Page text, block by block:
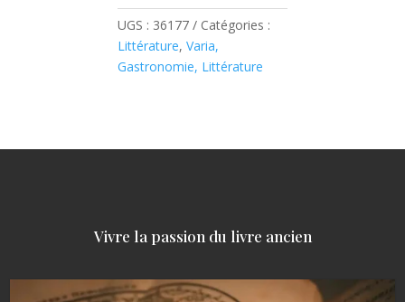
UGS : 36177
Catégories :
Littérature, Varia,
Gastronomie, Littérature
Vivre la passion du livre ancien